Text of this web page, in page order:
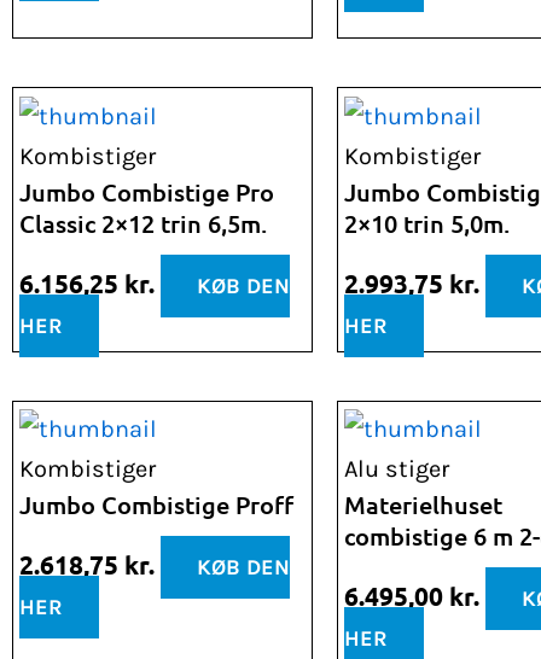
Kombistiger
Jumbo Combistige Pro
Classic 2×12 trin 6,5m.
6.156,25 kr.
KØB DEN
HER
Kombistiger
Jumbo
2×10 trin 5,0m.
2.993,75 kr.
HER
Kombistiger
Jumbo Combistige Proff
2.618,75 kr.
KØB DEN
HER
Alu stiger
Materielhuset
combistige 6 m
6.495,00 kr.
HER